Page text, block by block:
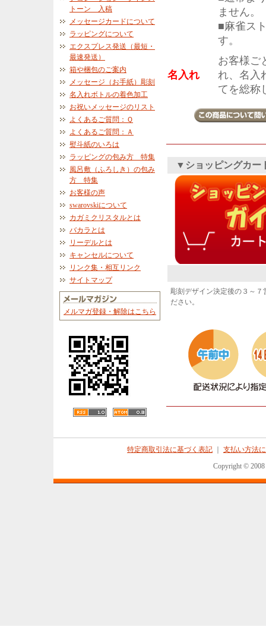
トーン 入稿
メッセージカードについて
ラッピングについて
エクスプレス発送（最短・
最速発送）
箱や梱包のご案内
メッセージ（お手紙）彫刻
名入れボトルの着色加工
お祝いメッセージのリスト
よくあるご質問：Ｑ
よくあるご質問：Ａ
熨斗紙のいろは
ラッピングの包み方 特集
風呂敷（ふろしき）の包み
方 特集
お客様の声
swarovskiについて
カガミクリスタルとは
バカラとは
リーデルとは
キャンセルについて
リンク集・相互リンク
サイトマップ
メルマガ登録・解除はこちら
ません。
■麻雀ス
す。
名入れ
お客様ご
れ、名入
てを総称
▼ショッピングカー
彫刻デザイン決定後の３～
ださい。
特定商取引法に基づく表記
支払い方法
Copyright © 2008